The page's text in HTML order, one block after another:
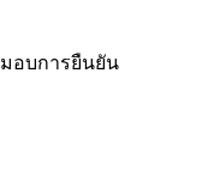
มอบการยืนยัน